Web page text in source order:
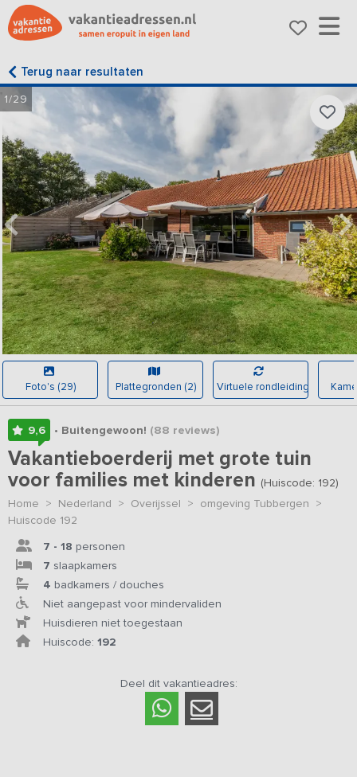
Terug naar resultaten
1/29
Foto's (29) Plattegronden (2) Virtuele rondleiding
9,6 • Buitengewoon! (88 reviews)
Vakantieboerderij met grote tuin
voor families met kinderen (Huiscode: 192)
Home > Nederland > Overijssel > omgeving Tubbergen >
Huiscode 192
7 - 18 personen
7 slaapkamers
4 badkamers / douches
Niet aangepast voor mindervaliden
Huisdieren niet toegestaan
Huiscode: 192
Deel dit vakantieadres: